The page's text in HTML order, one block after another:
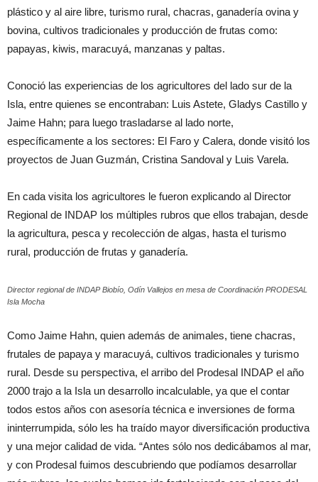
plástico y al aire libre, turismo rural, chacras, ganadería ovina y
bovina, cultivos tradicionales y producción de frutas como:
papayas, kiwis, maracuyá, manzanas y paltas.
Conoció las experiencias de los agricultores del lado sur de la
Isla, entre quienes se encontraban: Luis Astete, Gladys Castillo y
Jaime Hahn; para luego trasladarse al lado norte,
específicamente a los sectores: El Faro y Calera, donde visitó los
proyectos de Juan Guzmán, Cristina Sandoval y Luis Varela.
En cada visita los agricultores le fueron explicando al Director
Regional de INDAP los múltiples rubros que ellos trabajan, desde
la agricultura, pesca y recolección de algas, hasta el turismo
rural, producción de frutas y ganadería.
Director regional de INDAP Biobío, Odín Vallejos en mesa de Coordinación PRODESAL
Isla Mocha
Como Jaime Hahn, quien además de animales, tiene chacras,
frutales de papaya y maracuyá, cultivos tradicionales y turismo
rural. Desde su perspectiva, el arribo del Prodesal INDAP el año
2000 trajo a la Isla un desarrollo incalculable, ya que el contar
todos estos años con asesoría técnica e inversiones de forma
ininterrumpida, sólo les ha traído mayor diversificación productiva
y una mejor calidad de vida. “Antes sólo nos dedicábamos al mar,
y con Prodesal fuimos descubriendo que podíamos desarrollar